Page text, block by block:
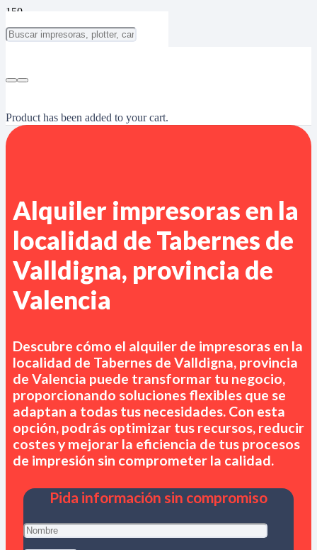
Product has been added to your cart.
Alquiler impresoras en la
localidad de Tabernes de
Valldigna, provincia de
Valencia
Descubre cómo el alquiler de impresoras en la
localidad de Tabernes de Valldigna, provincia
de Valencia puede transformar tu negocio,
proporcionando soluciones flexibles que se
adaptan a todas tus necesidades. Con esta
opción, podrás optimizar tus recursos, reducir
costes y mejorar la eficiencia de tus procesos
de impresión sin comprometer la calidad.
Pida información sin compromiso